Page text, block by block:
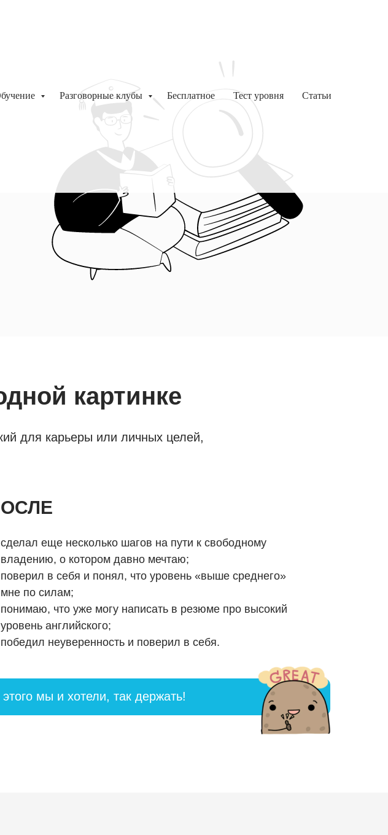
Разговорные клубы Бесплатное Тест уровня Статьи
картинке
для карьеры или личных целей,
сделал еще несколько шагов на пути к свободному
владению, о котором давно мечтаю;
поверил в себя и понял, что уровень «выше среднего»
мне по силам;
понимаю, что уже могу написать в резюме про высокий
уровень английского;
победил неуверенность и поверил в себя.
этого мы и хотели, так держать!